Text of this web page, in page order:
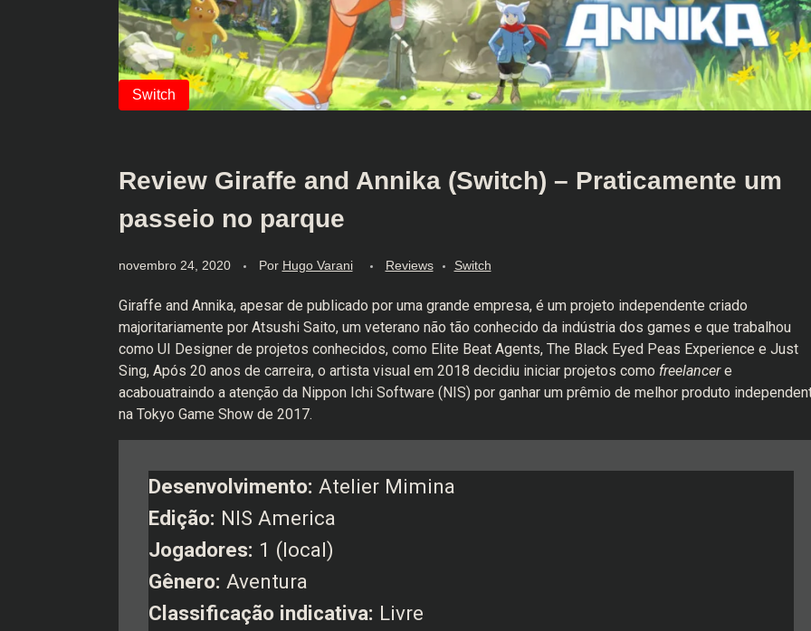
Review Giraffe and Annika (Switch) – Praticamente um
passeio no parque
novembro 24, 2020 Por Hugo Varani Reviews Switch
Giraffe and Annika, apesar de publicado por uma grande empresa, é um projeto independente criado
majoritariamente por Atsushi Saito, um veterano não tão conhecido da indústria dos games e que trabalhou
como UI Designer de projetos conhecidos, como Elite Beat Agents, The Black Eyed Peas Experience e Just
Sing, Após 20 anos de carreira, o artista visual em 2018 decidiu iniciar projetos como freelancere
acabouatraindo a atenção da Nippon Ichi Software (NIS) por ganhar um prêmio de melhor produto
na Tokyo Game Show de 2017.
Desenvolvimento: Atelier Mimina
Edição: NIS America
Jogadores: 1 (local)
Gênero: Aventura
Classificação indicativa: Livre